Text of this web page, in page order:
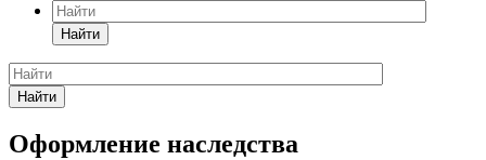
Найти
Найти
Оформление наследства